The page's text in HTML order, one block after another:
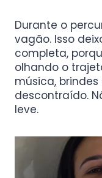
Durante o
vagão. Isso
completa,
olhando o
música,
descontraído.
leve.